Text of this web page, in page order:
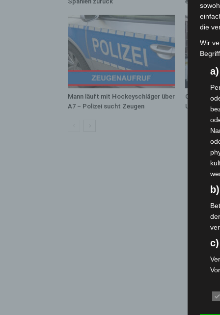
Mann läuft mit Hockeyschläger über
A7 – Polizei sucht Zeugen
Celle:
Unfall auf
die
Wir